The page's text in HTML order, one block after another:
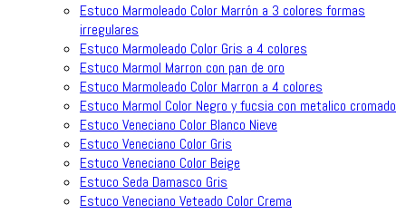
Estuco Marmoleado Color Marrón a 3 colores formas
irregulares
Estuco Marmoleado Color Gris a 4 colores
Estuco Marmol Marron con pan de oro
Estuco Marmoleado Color Marron a 4 colores
Estuco Marmol Color Negro y fucsia con metalico cromado
Estuco Veneciano Color Blanco Nieve
Estuco Veneciano Color Gris
Estuco Veneciano Color Beige
Estuco Seda Damasco Gris
Estuco Veneciano Veteado Color Crema